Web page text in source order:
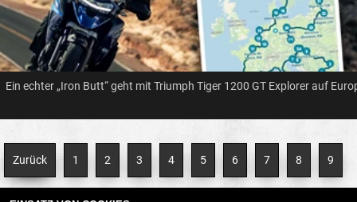
Ein echter „Iron Butt“ geht mit Triumph Tiger 1200 GT Explorer auf
Zurück 1 2 3 4 5 6 7 8 9